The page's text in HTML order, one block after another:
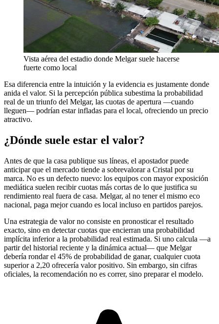
Vista aérea del estadio donde Melgar suele hacerse
fuerte como local
Esa diferencia entre la intuición y la evidencia es justamente donde
anida el valor. Si la percepción pública subestima la probabilidad
real de un triunfo del Melgar, las cuotas de apertura —cuando
lleguen— podrían estar infladas para el local, ofreciendo un precio
atractivo.
¿Dónde suele estar el valor?
Antes de que la casa publique sus líneas, el apostador puede
anticipar que el mercado tiende a sobrevalorar a Cristal por su
marca. No es un defecto nuevo: los equipos con mayor exposición
mediática suelen recibir cuotas más cortas de lo que justifica su
rendimiento real fuera de casa. Melgar, al no tener el mismo eco
nacional, paga mejor cuando es local incluso en partidos parejos.
Una estrategia de valor no consiste en pronosticar el resultado
exacto, sino en detectar cuotas que encierran una probabilidad
implícita inferior a la probabilidad real estimada. Si uno calcula —a
partir del historial reciente y la dinámica actual— que Melgar
debería rondar el 45% de probabilidad de ganar, cualquier cuota
superior a 2,20 ofrecería valor positivo. Sin embargo, sin cifras
oficiales, la recomendación no es correr, sino preparar el modelo.